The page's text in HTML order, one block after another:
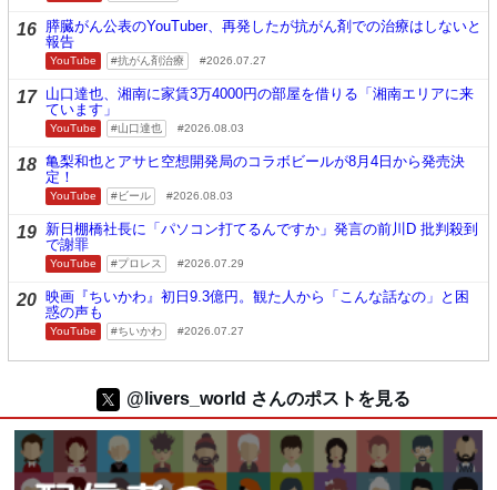
16 膵臓がん公表のYouTuber、再発したが抗がん剤での治療はしないと
報告
YouTube 抗がん剤治療 2026.07.27
17 山口達也、湘南に家賃3万4000円の部屋を借りる「湘南エリアに来
ています」
YouTube 山口達也 2026.08.03
18 亀梨和也とアサヒ空想開発局のコラボビールが8月4日から発売決
定！
YouTube ビール 2026.08.03
19 新日棚橋社長に「パソコン打てるんですか」発言の前川D 批判殺到
で謝罪
YouTube プロレス 2026.07.29
20 映画『ちいかわ』初日9.3億円。観た人から「こんな話なの」と困
惑の声も
YouTube ちいかわ 2026.07.27
@livers_world さんのポストを見る